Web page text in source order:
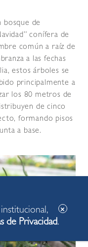
bosque de
conífera de
común a raíz de
a las fechas
estos árboles se
principalmente a
los 80 metros de
de cinco
formando pisos
a base.
de Privacidad.